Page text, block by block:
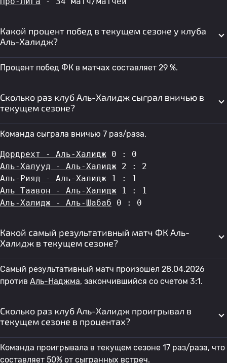
Какой процент побед в текущем сезоне у клуба
Аль-Халидж?
Процент побед ФК в матчах составляет 29 %.
Сколько раз клуб Аль-Халидж сыграл вничью в
текущем сезоне?
Команда сыграла вничью 7 раз/раза.
Дордрехт - Аль-Халидж 0 : 0
Аль-Халууд - Аль-Халидж 2 : 2
Аль-Рияд - Аль-Халидж 1 : 1
Аль Таавон - Аль-Халидж 1 : 1
Аль-Халидж - Аль-Шабаб 0 : 0
Какой самый результативный матч ФК Аль-
Халидж в текущем сезоне?
Самый результативный матч произошел 28.04.2026
против Аль-Наджма, закончившийся со счетом 3:1.
Сколько раз клуб Аль-Халидж проигрывал в
текущем сезоне в процентах?
Команда проигрывала в текущем сезоне 17 раз/раза, что
составляет 50% от сыгранных встреч.